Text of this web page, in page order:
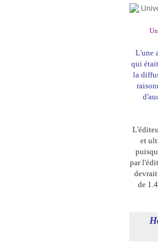
L'une
qui
la
et
par
devrait
de